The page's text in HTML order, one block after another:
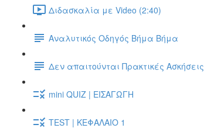
Διδασκαλία με Video (2:40)
Αναλυτικός Οδηγός Βήμα Βήμα
Δεν απαιτούνται Πρακτικές Ασκήσεις
mini QUIZ | ΕΙΣΑΓΩΓΗ
TEST | ΚΕΦΑΛΑΙΟ 1